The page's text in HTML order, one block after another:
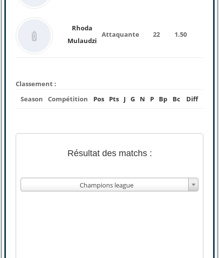
Rhoda
Mulaudzi
Attaquante 22 1.50
Classement :
Season
Compétition Pos Pts J G N P Bp Bc Diff
Résultat des matchs :
Champions league